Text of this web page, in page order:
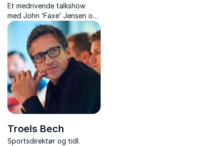
Et medrivende talkshow
med John ’Faxe’ Jensen og
Henrik ’Store’ Larsen – to
EM-legender, der deler
historier fra dansk fodbolds
største øjeblik.
Troels Bech
Sportsdirektør og tidl.